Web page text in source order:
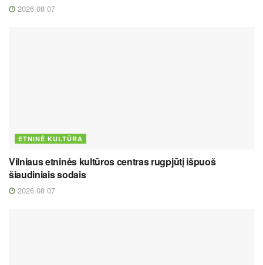
2026 08 07
ETNINĖ KULTŪRA
Vilniaus etninės kultūros centras rugpjūtį išpuoš
šiaudiniais sodais
2026 08 07